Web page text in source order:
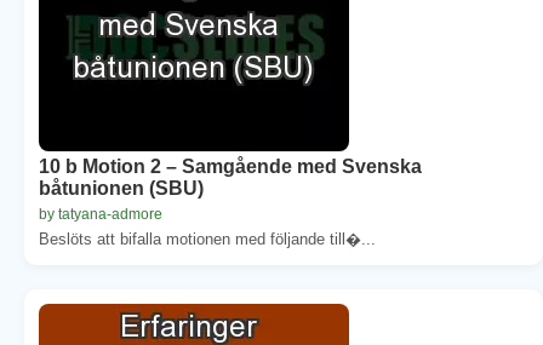
10 b Motion 2 – Samgående med Svenska
båtunionen (SBU)
by tatyana-admore
Beslöts att bifalla motionen med följande till�...